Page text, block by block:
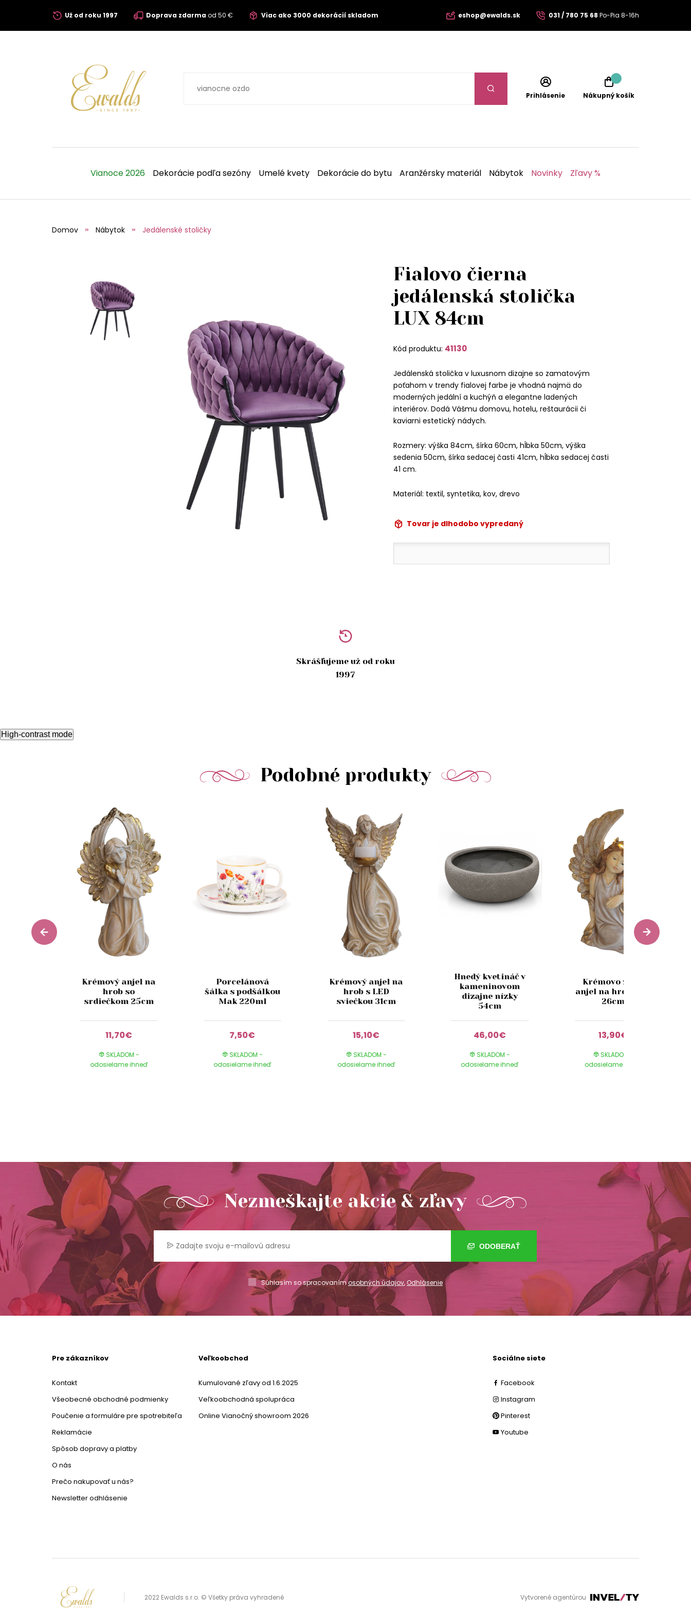
Už od roku 1997 Doprava zdarmaod 50 € Viac ako 3000 dekorácií skladom eshop@ewalds.sk 031 / 780 75 68 Po-Pia 8-16h
Prihlásenie Nákupný košík
Vianoce 2026 Dekorácie podľa sezóny Umelé kvety Dekorácie do bytu Aranžérsky materiál Nábytok Novinky Zľavy %
Domov Nábytok Jedálenské stoličky
Fialovo čierna
jedálenská stolička
LUX 84cm
Kód produktu: 41130
Jedálenská stolička v luxusnom dizajne so zamatovým
poťahom v trendy fialovej farbe je vhodná najmä do
moderných jedální a kuchýň a elegantne ladených
interiérov. Dodá Vášmu domovu, hotelu, reštaurácii či
kaviarni estetický nádych.
Rozmery: výška 84cm, šírka 60cm, hĺbka 50cm, výška
sedenia 50cm, šírka sedacej časti 41cm, hĺbka sedacej časti
41 cm.
Materiál: textil, syntetika, kov, drevo
Tovar je dlhodobo vypredaný
Skrášľujeme už od roku
1997
High-contrast mode
Podobné produkty
Krémový anjel na
hrob so
srdiečkom 25cm
11,70€
SKLADOM -
odosielame ihneď
Porcelánová
šálka s podšálkou
Mak 220ml
7,50€
SKLADOM -
odosielame ihneď
Krémový anjel na
hrob s LED
sviečkou 31cm
15,10€
SKLADOM -
odosielame ihneď
Hnedý kvetináč v
kameninovom
dizajne nízky
54cm
46,00€
SKLADOM -
odosielame ihneď
Krémovo zlatý
anjel na hrob LED
26cm
13,90€
SKLADOM -
odosielame ihneď
Nezmeškajte akcie & zľavy
ODOBERAŤ
Súhlasím so spracovanímosobných údajov,Odhlásenie
Pre zákazníkov
Kontakt
Všeobecné obchodné podmienky
Poučenie a formuláre pre spotrebiteľa
Reklamácie
Spôsob dopravy a platby
O nás
Prečo nakupovať u nás?
Newsletter odhlásenie
Veľkoobchod
Kumulované zľavy od 1.6.2025
Veľkoobchodná spolupráca
Online Vianočný showroom 2026
Sociálne siete
Facebook
Instagram
Pinterest
Youtube
2022 Ewalds s.r.o. © Všetky práva vyhradené Vytvorené agentúrou